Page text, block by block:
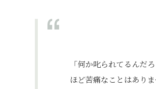
「何か叱られてるん
ほど苦痛なことはあり